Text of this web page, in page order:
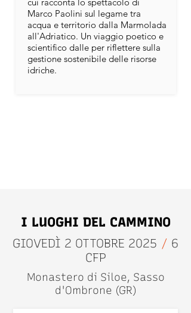
Marco Paolini sul legame tra
acqua e territorio dalla Marmolada
all'Adriatico. Un viaggio poetico e
scientifico dalle per riflettere sulla
gestione sostenibile delle risorse
idriche.
I LUOGHI DEL CAMMINO
GIOVEDÌ 2 OTTOBRE 2025 / 6
CFP
Monastero di Siloe, Sasso
d'Ombrone (GR)